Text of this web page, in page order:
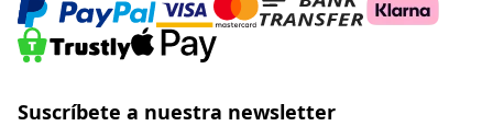
Suscríbete a nuestra newsletter